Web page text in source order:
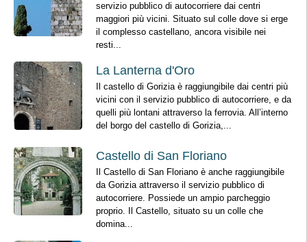
servizio pubblico di autocorriere dai centri
maggiori più vicini. Situato sul colle dove si erge
il complesso castellano, ancora visibile nei
resti...
La Lanterna d'Oro
Il castello di Gorizia è raggiungibile dai centri più
vicini con il servizio pubblico di autocorriere, e da
quelli più lontani attraverso la ferrovia. All’interno
del borgo del castello di Gorizia,...
Castello di San Floriano
Il Castello di San Floriano è anche raggiungibile
da Gorizia attraverso il servizio pubblico di
autocorriere. Possiede un ampio parcheggio
proprio. Il Castello, situato su un colle che
domina...